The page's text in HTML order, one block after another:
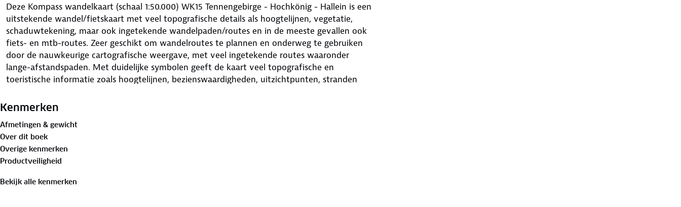
Deze Kompass wandelkaart (schaal 1:50.000) WK15 Tennengebirge - Hochkönig - Hallein is een
uitstekende wandel/fietskaart met veel topografische details als hoogtelijnen, vegetatie,
schaduwtekening, maar ook ingetekende wandelpaden/routes en in de meeste gevallen ook
fiets- en mtb-routes. Zeer geschikt om wandelroutes te plannen en onderweg te gebruiken
door de nauwkeurige cartografische weergave, met veel ingetekende routes waaronder
lange-afstandspaden. Met duidelijke symbolen geeft de kaart veel topografische en
toeristische informatie zoals hoogtelijnen, bezienswaardigheden, uitzichtpunten, stranden
bezienswaardigheden worden met symbolen vermeld. Bij sommige kaarten is een Activ Guide
wordt vermeld.
Kenmerken
Afmetingen & gewicht
Over dit boek
Overige kenmerken
Productveiligheid
Bekijk alle kenmerken